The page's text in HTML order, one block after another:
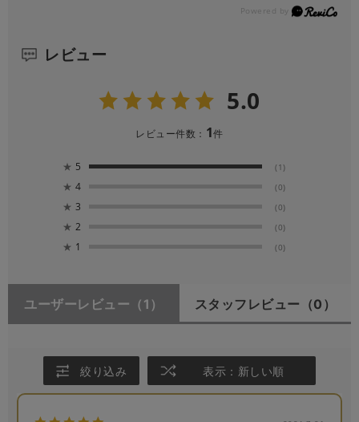
レビュー
5.0
レビュー件数： 1件
★ 5 (1)
★ 4 (0)
★ 3 (0)
★ 2 (0)
★ 1 (0)
ユーザーレビュー （1） スタッフレビュー （0）
絞り込み 表示：新しい順